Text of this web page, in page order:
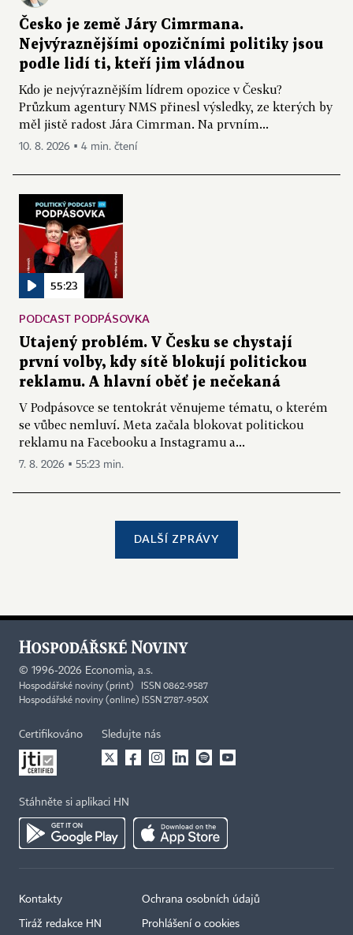
Česko je země Járy Cimrmana.
Nejvýraznějšími opozičními politiky jsou
podle lidí ti, kteří jim vládnou
Kdo je nejvýraznějším lídrem opozice v Česku?
Průzkum agentury NMS přinesl výsledky, ze kterých by
měl jistě radost Jára Cimrman. Na prvním...
10. 8. 2026 ▪ 4 min. čtení
55:23
PODCAST PODPÁSOVKA
Utajený problém. V Česku se chystají
první volby, kdy sítě blokují politickou
reklamu. A hlavní oběť je nečekaná
V Podpásovce se tentokrát věnujeme tématu, o kterém
se vůbec nemluví. Meta začala blokovat politickou
reklamu na Facebooku a Instagramu a...
7. 8. 2026 ▪ 55:23 min.
DALŠÍ ZPRÁVY
© 1996-2026 Economia, a.s.
Hospodářské noviny (print) ISSN 0862-9587
Hospodářské noviny (online) ISSN 2787-950X
Certifikováno Sledujte nás
Stáhněte si aplikaci HN
Kontakty
Tiráž redakce HN
Ochrana osobních údajů
Prohlášení o cookies